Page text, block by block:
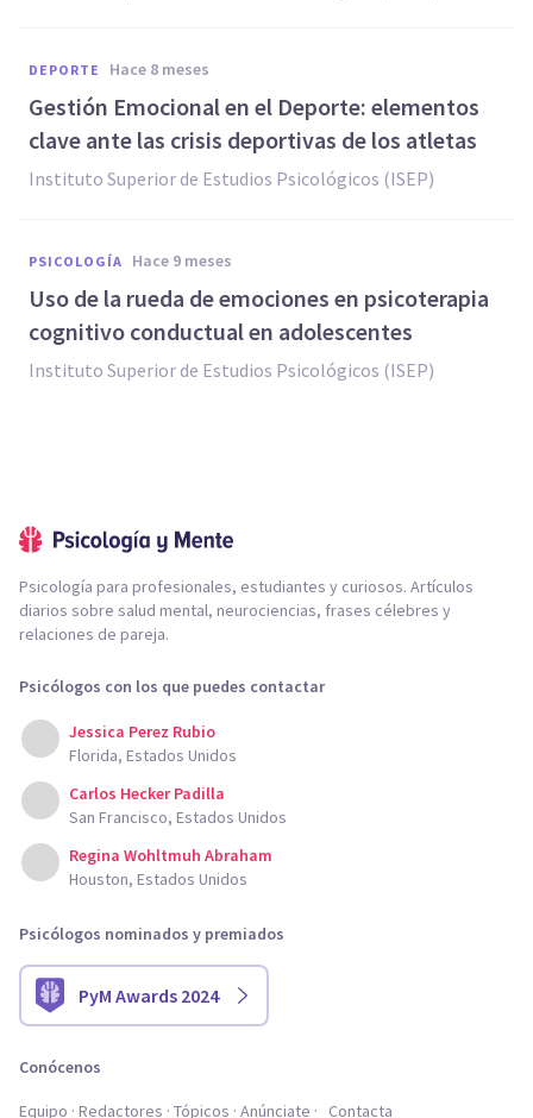
DEPORTE hace 8 meses
Gestión Emocional en el Deporte: elementos
clave ante las crisis deportivas de los atletas
Instituto Superior de Estudios Psicológicos (ISEP)
PSICOLOGÍA hace 9 meses
Uso de la rueda de emociones en psicoterapia
cognitivo conductual en adolescentes
Instituto Superior de Estudios Psicológicos (ISEP)
Psicología para profesionales, estudiantes y curiosos. Artículos
diarios sobre salud mental, neurociencias, frases célebres y
relaciones de pareja.
Psicólogos con los que puedes contactar
Jessica Perez Rubio
Florida, Estados Unidos
Carlos Hecker Padilla
San Francisco, Estados Unidos
Regina Wohltmuh Abraham
Houston, Estados Unidos
Psicólogos nominados y premiados
PyM Awards 2024
Conócenos
Equipo Redactores Tópicos Anúnciate Contacta